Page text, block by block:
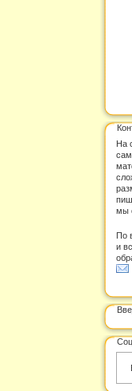
На
мы
По
и